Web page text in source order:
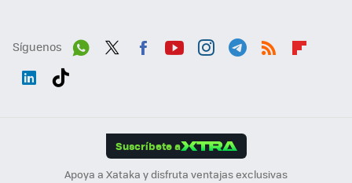
Síguenos
Suscríbete a
Apoya a Xataka y disfruta ventajas exclusivas